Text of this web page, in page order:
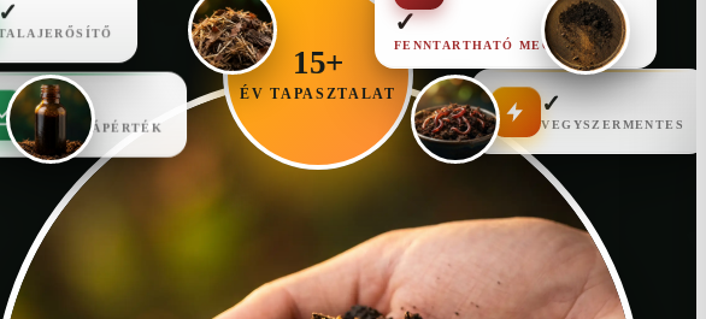
15+
ÉV TAPASZTALAT
✓
MAGAS TÁPÉRTÉK
✓
VEGYSZERMENTES
✓
TALAJERŐSÍTŐ
✓
FENNTARTHATÓ MEGOLDÁS